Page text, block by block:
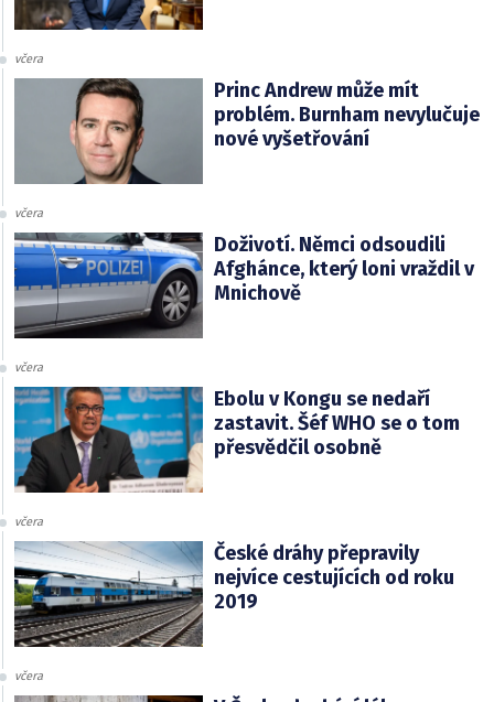
včera
Princ Andrew může mít
problém. Burnham nevylučuje
nové vyšetřování
včera
Doživotí. Němci odsoudili
Afghánce, který loni vraždil v
Mnichově
včera
Ebolu v Kongu se nedaří
zastavit. Šéf WHO se o tom
přesvědčil osobně
včera
České dráhy přepravily
nejvíce cestujících od roku
2019
včera